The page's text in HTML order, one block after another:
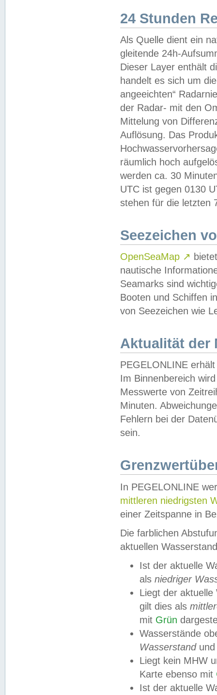
24 Stunden
Als Quelle dient ein
gleitende 24h-
Dieser Layer enthält
handelt es sich um
angeeichten“
der Radar- mit den
Mittelung von
Auflösung. Das
räumlich hoch
werden ca. 30
UTC ist gegen 0130
stehen für die letzten
Seezeichen
OpenSeaMap ↗
nautische
Seamarks sind
Booten und Schiffen
von Seezeichen wie
Aktualität der
PEGELONLINE
Im Binnenbereich
Messwerte von
Minuten.
Fehlern bei der
sein.
In PEGELONLINE
mittleren niedrigsten
einer Zeitspanne in
Die farblichen
aktuellen
Ist der aktuelle
als niedriger
Liegt der
gilt dies als
mit Grün
Wasserstände
Wasserstandund
Liegt kein MHW
Karte ebenso mit
Ist der aktuelle